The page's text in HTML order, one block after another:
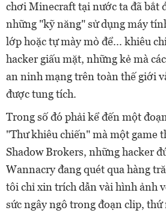
chơi Minecraft tại nước ta đã bắt
những "kỹ năng" sử dụng máy
lớp hoặc tự mày mò để... khiêu
hacker giấu mặt, những kẻ mà
an ninh mạng trên toàn thế giới
được tung tích.
Trong số đó phải kể đến một
"Thư khiêu chiến" mà một game
Shadow Brokers, những hacker
Wannacry đang quét qua hàng
tôi chỉ xin trích dẫn vài hình ảnh
sức ngây ngô trong đoạn clip, thứ